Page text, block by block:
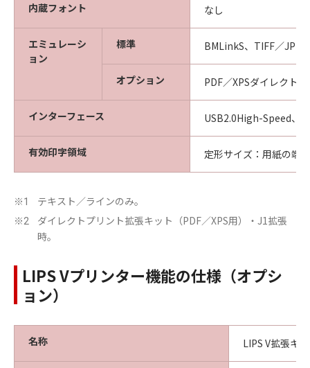
内蔵フォント なし
エミュレーシ
ョン
標準 BMLinkS、TIFF／
オプション PDF／XPSダイレクト
インターフェース USB2.0High-Speed、
有効印字領域 定形サイズ：用紙の端
※1 テキスト／ラインのみ。
※2
ダイレクトプリント拡張キット（PDF／XPS用）・J1拡張
時。
LIPS Vプリンター機能の仕様（オプシ
ョン）
名称 LIPS V拡張キ